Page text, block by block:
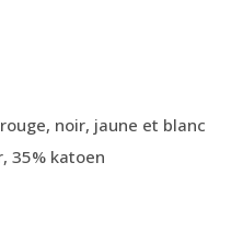
noir, jaune et blanc
35% katoen